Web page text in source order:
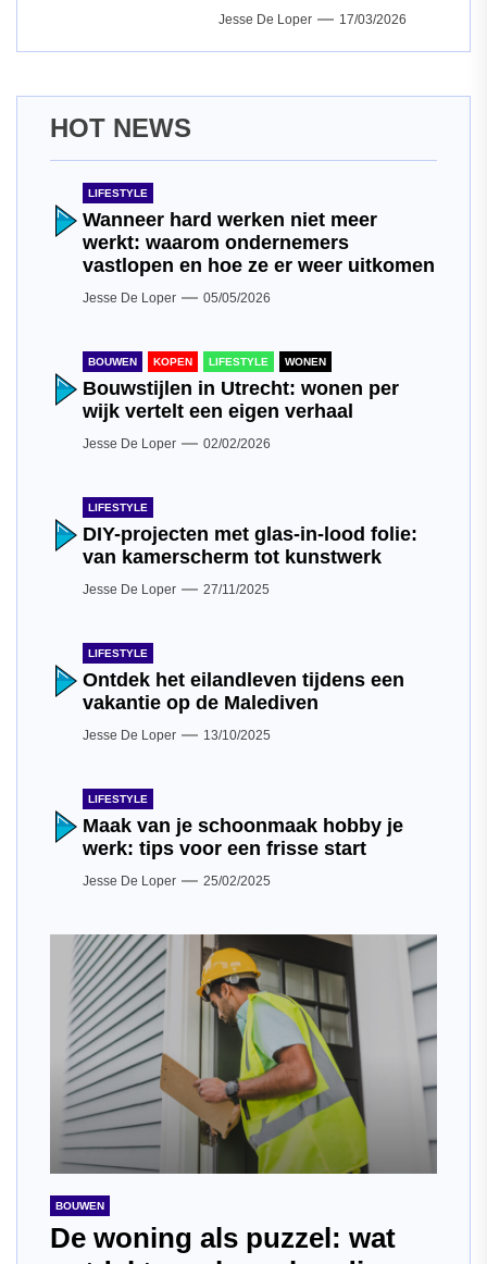
Jesse De Loper 17/03/2026
HOT NEWS
LIFESTYLE
Wanneer hard werken niet meer
werkt: waarom ondernemers
vastlopen en hoe ze er weer uitkomen
Jesse De Loper 05/05/2026
BOUWEN KOPEN LIFESTYLE WONEN
Bouwstijlen in Utrecht: wonen per
wijk vertelt een eigen verhaal
Jesse De Loper 02/02/2026
LIFESTYLE
DIY-projecten met glas-in-lood folie:
van kamerscherm tot kunstwerk
Jesse De Loper 27/11/2025
LIFESTYLE
Ontdek het eilandleven tijdens een
vakantie op de Malediven
Jesse De Loper 13/10/2025
LIFESTYLE
Maak van je schoonmaak hobby je
werk: tips voor een frisse start
Jesse De Loper 25/02/2025
BOUWEN
De woning als puzzel: wat